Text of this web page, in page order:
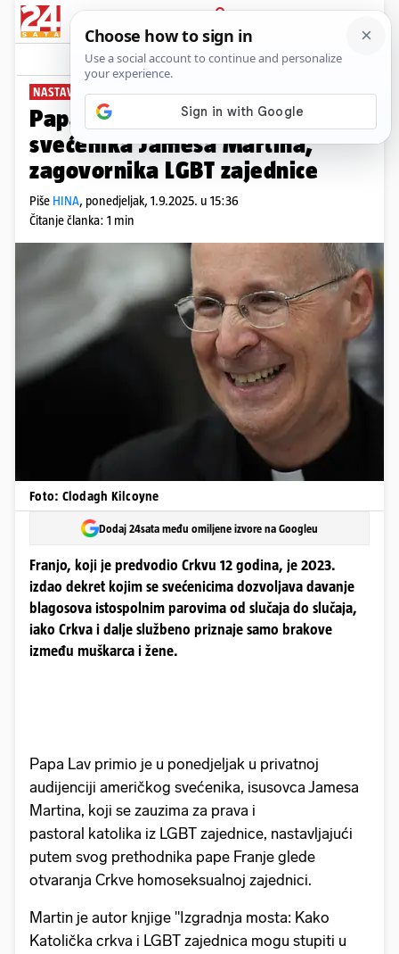
PRIJAVA
News Komentari
NASTAVLJA FRANJIN PUT
Papa Lav primio američkog
svećenika Jamesa Martina,
zagovornika LGBT zajednice
Piše HINA, ponedjeljak, 1.9.2025. u 15:36
Čitanje članka: 1 min
Foto: Clodagh Kilcoyne
Dodaj 24sata među omiljene izvore na Googleu
Franjo, koji je predvodio Crkvu 12 godina, je 2023.
izdao dekret kojim se svećenicima dozvoljava davanje
blagosova istospolnim parovima od slučaja do slučaja,
iako Crkva i dalje službeno priznaje samo brakove
između muškarca i žene.
Papa Lav primio je u ponedjeljak u privatnoj
audijenciji američkog svećenika, isusovca Jamesa
Martina, koji se zauzima za prava i
pastoral katolika iz LGBT zajednice, nastavljajući
putem svog prethodnika pape Franje glede
otvaranja Crkve homoseksualnoj zajednici.
Martin je autor knjige "Izgradnja mosta: Kako
Katolička crkva i LGBT zajednica mogu stupiti u